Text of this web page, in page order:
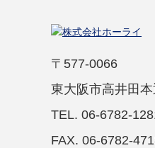
〒577-0066
東大阪市高井田
TEL. 06-6782-
FAX. 06-6782-